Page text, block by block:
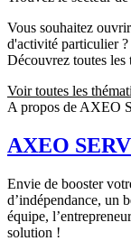
Vous souhaitez
d'activité particulier ?
Découvrez toutes les
Voir toutes les
A propos de AXEO
AXEO
Envie de booster
d’indépendance, un
équipe,
solution !